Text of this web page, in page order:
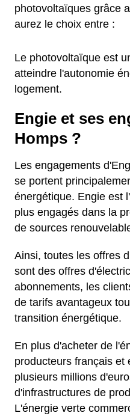
photovoltaïques grâce
aurez le choix entre :
Le photovoltaïque est
atteindre l'autonomie
logement.
Engie et ses
Homps ?
Les engagements
se portent
énergétique. Engie est
plus engagés dans la
de sources
Ainsi, toutes les offres
sont des offres
abonnements, les
de tarifs avantageux
transition énergétique.
En plus d'acheter de
producteurs français et
plusieurs millions
d'infrastructures de
L'énergie verte